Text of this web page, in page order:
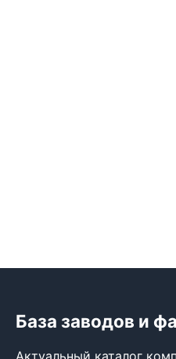
База заводов и